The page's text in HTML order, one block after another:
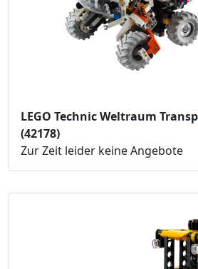
LEGO Technic Weltraum
(42178)
Zur Zeit leider keine Angebote